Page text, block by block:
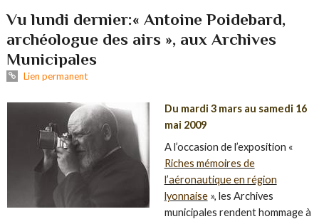
Vu lundi dernier:« Antoine Poidebard,
archéologue des airs », aux Archives
Municipales
Lien permanent
Du mardi 3 mars au samedi 16
mai 2009
A l’occasion de l’exposition «
Riches mémoires de
l’aéronautique en région
lyonnaise», les Archives
municipales rendent hommage à